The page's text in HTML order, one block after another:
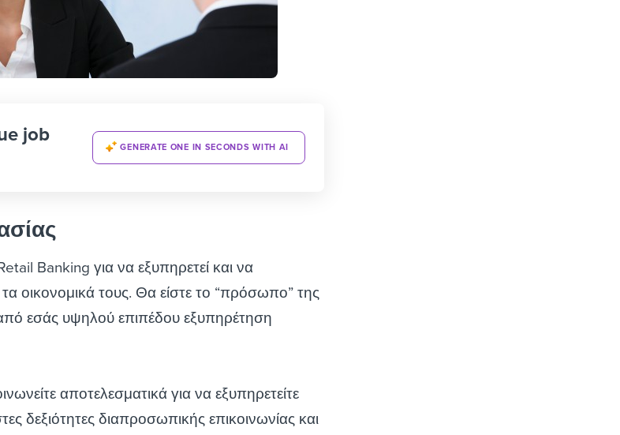
job
GENERATE ONE IN SECONDS WITH AI
Banking για να εξυπηρετεί και να
οικονομικά τους. Θα είστε το “πρόσωπο” της
εσάς υψηλού επιπέδου εξυπηρέτηση
αποτελεσματικά για να εξυπηρετείτε
δεξιότητες διαπροσωπικής επικοινωνίας και